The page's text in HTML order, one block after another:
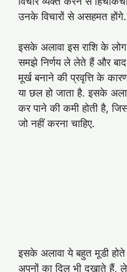
उनके विचारों से असहमत होंगे.
इसके अलावा इस राशि के
समझे निर्णय ले लेते हैं और
मूर्ख बनाने की प्रवृत्ति के
या छल हो जाता है. इसके
कर पाने की कमी होती है,
जो नहीं करना चाहिए.
इसके अलावा ये बहुत मूडी
अपनों का दिल भी दुखाते हैं,